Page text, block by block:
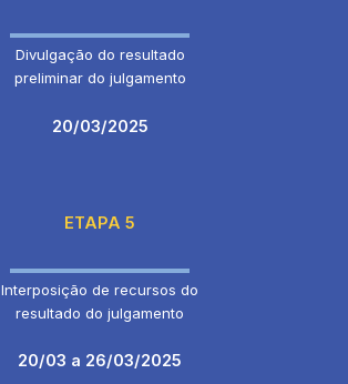
Divulgação do resultado
preliminar do julgamento
20/03/2025
ETAPA 5
Interposição de recursos do
resultado do julgamento
20/03 a 26/03/2025